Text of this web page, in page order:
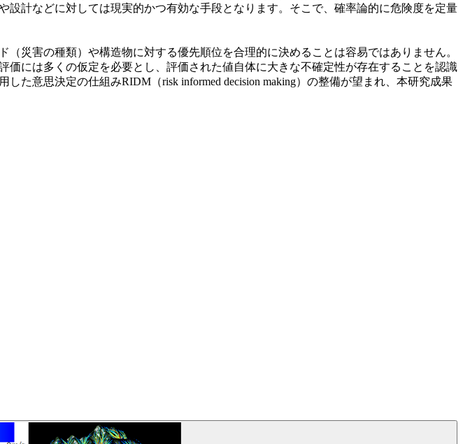
計などに対しては現実的かつ有効な手段となります。そこで、確率論的に危険度を定量
災害の種類）や構造物に対する優先順位を合理的に決めることは容易ではありません。
には多くの仮定を必要とし、評価された値自体に大きな不確定性が存在することを認識
た意思決定の仕組みRIDM（risk informed decision making）の整備が望まれ、本研究成果